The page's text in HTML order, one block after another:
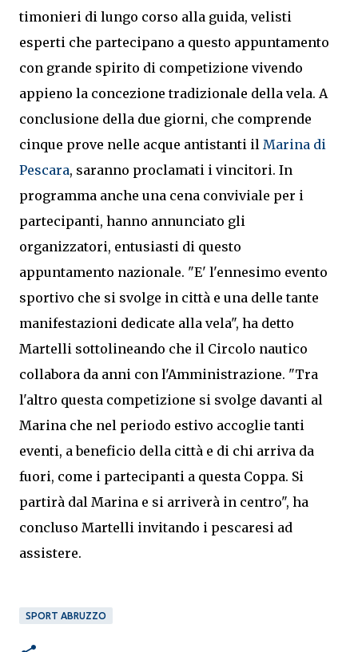
timonieri di lungo corso alla guida, velisti
esperti che partecipano a questo appuntamento
con grande spirito di competizione vivendo
appieno la concezione tradizionale della vela. A
conclusione della due giorni, che comprende
cinque prove nelle acque antistanti il Marina di
Pescara, saranno proclamati i vincitori. In
programma anche una cena conviviale per i
partecipanti, hanno annunciato gli
organizzatori, entusiasti di questo
appuntamento nazionale. "E' l'ennesimo evento
sportivo che si svolge in città e una delle tante
manifestazioni dedicate alla vela", ha detto
Martelli sottolineando che il Circolo nautico
collabora da anni con l'Amministrazione. "Tra
l'altro questa competizione si svolge davanti al
Marina che nel periodo estivo accoglie tanti
eventi, a beneficio della città e di chi arriva da
fuori, come i partecipanti a questa Coppa. Si
partirà dal Marina e si arriverà in centro", ha
concluso Martelli invitando i pescaresi ad
assistere.
SPORT ABRUZZO